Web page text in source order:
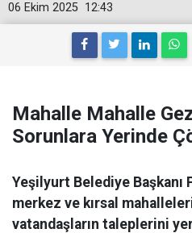
12:43
06 Ekim 2025
Mahalle Mahalle
Sorunlara Yerinde
Yeşilyurt Belediye Başkanı
merkez ve kırsal
vatandaşların taleplerini